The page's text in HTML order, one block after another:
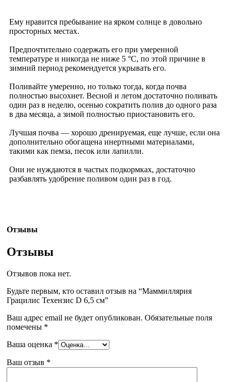
Ему нравится пребывание на ярком солнце в довольно
просторных местах.
Предпочтительно содержать его при умеренной
температуре и никогда не ниже 5 °C, по этой причине в
зимний период рекомендуется укрывать его.
Поливайте умеренно, но только тогда, когда почва
полностью высохнет. Весной и летом достаточно поливать
один раз в неделю, осенью сократить полив до одного раза
в два месяца, а зимой полностью приостановить его.
Лучшая почва — хорошо дренируемая, еще лучше, если она
дополнительно обогащена инертными материалами,
такими как пемза, песок или лапилли.
Они не нуждаются в частых подкормках, достаточно
разбавлять удобрение поливом один раз в год.
Отзывы
Отзывы
Отзывов пока нет.
Будьте первым, кто оставил отзыв на “Маммиллярия
Грацилис Техензис D 6,5 см”
Ваш адрес email не будет опубликован. Обязательные поля
помечены *
Ваша оценка *
Ваш отзыв *